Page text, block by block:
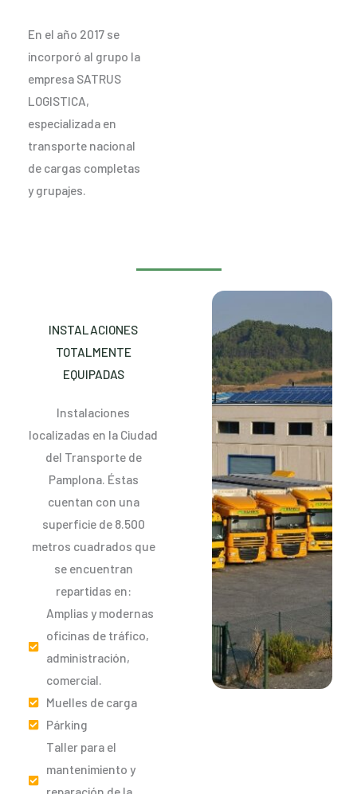
En el año 2017 se
incorporó al grupo la
empresa SATRUS
LOGISTICA,
especializada en
transporte nacional
de cargas completas
y grupajes.
INSTALACIONES
TOTALMENTE
EQUIPADAS
Instalaciones
localizadas en la Ciudad
del Transporte de
Pamplona. Éstas
cuentan con una
superficie de 8.500
metros cuadrados que
se encuentran
repartidas en:
Amplias y modernas
oficinas de tráfico,
administración,
comercial.
Muelles de carga
Párking
Taller para el
mantenimiento y